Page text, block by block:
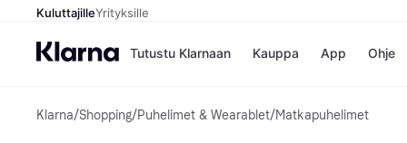
KuluttajilleYrityksille
Tutustu Klarnaan Kauppa
Kaupat
App Ohje
Klarna/Shopping/Puhelimet & Wearablet/Matkapuhelimet